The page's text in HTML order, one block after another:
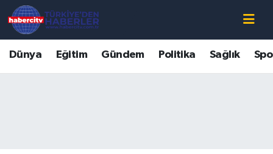
Dünya Eğitim Gündem Politika Sağlık